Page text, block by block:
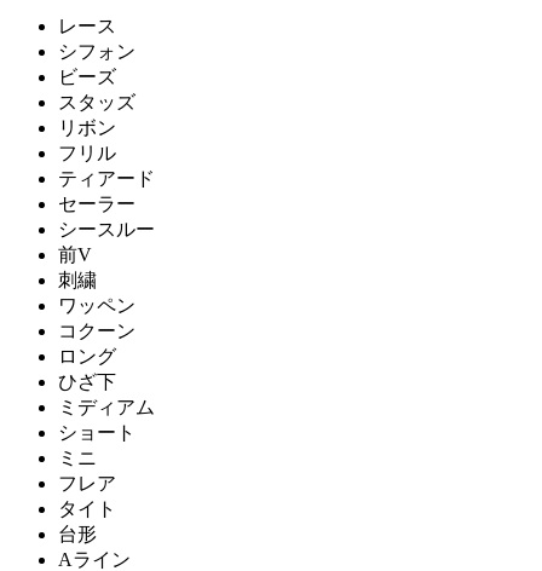
レース
シフォン
ビーズ
スタッズ
リボン
フリル
ティアード
セーラー
シースルー
前V
刺繍
ワッペン
コクーン
ロング
ひざ下
ミディアム
ショート
ミニ
フレア
タイト
台形
Aライン